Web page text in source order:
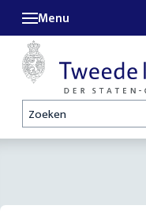
Zoeken
Menu